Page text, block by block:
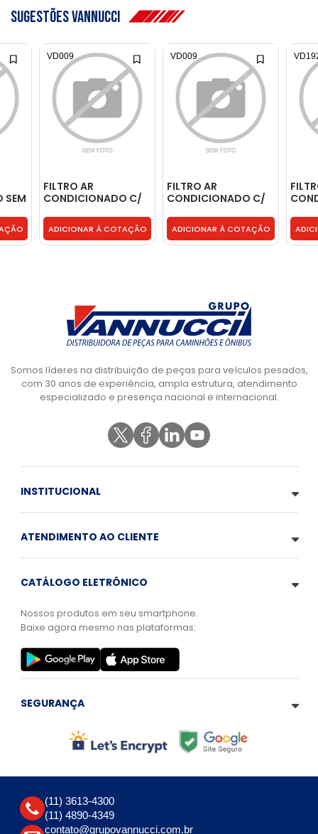
Sugestões Vannucci
SEM
FILTRO AR
CONDICIONADO C/
ADICIONAR À COTAÇÃO
VD009
FILTRO AR
CONDICIONADO C/
ADICIONAR À COTAÇÃO
VD009
Somos líderes na distribuição de peças para veículos pesados,
com 30 anos de experiência, ampla estrutura, atendimento
especializado e presença nacional e internacional.
INSTITUCIONAL
ATENDIMENTO AO CLIENTE
CATÁLOGO ELETRÔNICO
Nossos produtos em seu smartphone.
Baixe agora mesmo nas plataformas:
SEGURANÇA
(11) 3613-4300
(11) 4890-4349
contato@grupovannucci.com.br